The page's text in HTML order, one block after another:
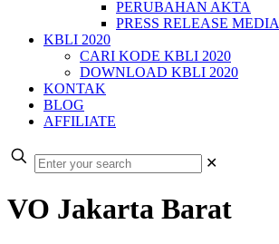
PERUBAHAN AKTA
PRESS RELEASE MEDIA
KBLI 2020
CARI KODE KBLI 2020
DOWNLOAD KBLI 2020
KONTAK
BLOG
AFFILIATE
✕
VO Jakarta Barat